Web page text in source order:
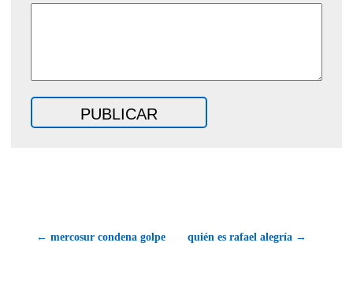
← mercosur condena golpe quién es rafael alegría →